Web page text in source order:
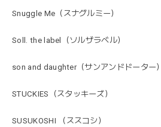
Snuggle Me（スナグルミー）
Soll. the label（ソルザラベル）
son and daughter（サンアンドドーター）
STUCKIES（スタッキーズ）
SUSUKOSHI （ススコシ）